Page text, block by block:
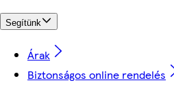
Segítünk
Árak
Biztonságos online rendelés